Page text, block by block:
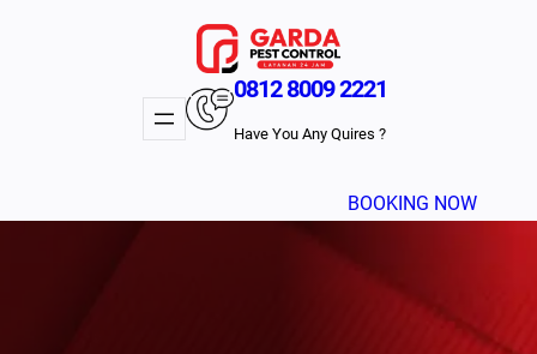
0812 8009 2221
Have You Any Quires ?
BOOKING NOW